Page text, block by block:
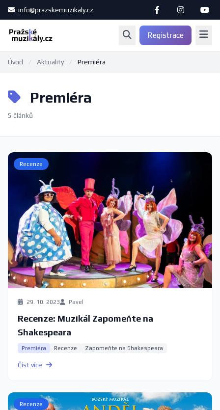
info@prazskemuzikaly.cz
Registrace
Úvod / Aktuality / Premiéra
Premiéra
5 článků
Recenze
29. 10. 2023 Pavel
Recenze: Muzikál Zapomeňte na
Shakespeara
Premiéra Recenze Zapomeňte na Shakespeara
Číst více
Recenze